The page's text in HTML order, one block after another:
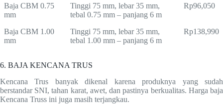
Baja CBM 0.75
mm
Tinggi 75 mm, lebar 35 mm,
tebal 0.75 mm – panjang 6 m
Rp96,050
Baja CBM 1.00
mm
Tinggi 75 mm, lebar 35 mm,
tebal 1.00 mm – panjang 6 m
Rp138,990
6. BAJA KENCANA TRUS
Kencana Trus banyak dikenal karena produknya yang sudah
berstandar SNI, tahan karat, awet, dan pastinya berkualitas. Harga baja
Kencana Truss ini juga masih terjangkau.